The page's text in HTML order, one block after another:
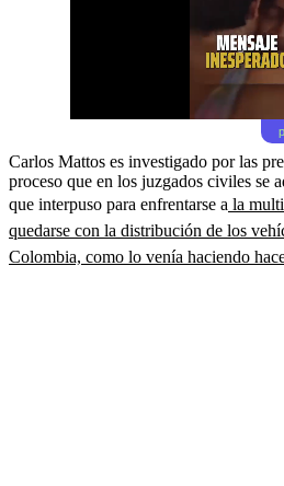
Carlos Mattos es investigado por las
proceso que en los juzgados civiles se
que interpuso para enfrentarse a la
quedarse con la distribución de los
Colombia, como lo venía haciendo